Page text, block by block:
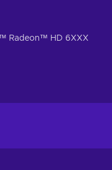
Radeon™ HD 6XXX